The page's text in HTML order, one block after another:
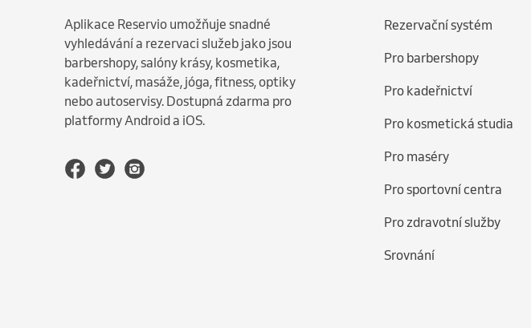
Aplikace Reservio umožňuje snadné
vyhledávání a rezervaci služeb jako jsou
barbershopy, salóny krásy, kosmetika,
kadeřnictví, masáže, jóga, fitness, optiky
nebo autoservisy. Dostupná zdarma pro
platformy Android a iOS.
Rezervační systém
Pro barbershopy
Pro kadeřnictví
Pro kosmetická studia
Pro maséry
Pro sportovní centra
Pro zdravotní služby
Srovnání